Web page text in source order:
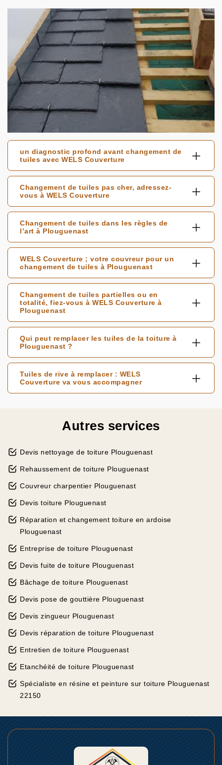
un diagnostic profond avant changement de
tuiles avec WELS Couverture
Changement de tuiles pas cher, adressez-
vous à WELS Couverture
Changement de tuiles dans les règles de
l’art à Plouguenast
WELS Couverture ; votre couvreur pour un
changement de tuiles à Plouguenast
Changement de tuiles partielles ou en
totalité, fiez-vous à WELS Couverture à
Plouguenast
Qui peut remplacer les tuiles de la toiture à
Plouguenast ?
Tuiles de rive à remplacer : WELS
Couverture va vous accompagner
Autres services
Devis nettoyage de toiture Plouguenast
Rehaussement de toiture Plouguenast
Couvreur charpentier Plouguenast
Devis toiture Plouguenast
Réparation et changement toiture en ardoise
Plouguenast
Entreprise de toiture Plouguenast
Devis fuite de toiture Plouguenast
Bâchage de toiture Plouguenast
Devis pose de gouttière Plouguenast
Devis zingueur Plouguenast
Devis réparation de toiture Plouguenast
Entretien de toiture Plouguenast
Etanchéité de toiture Plouguenast
Spécialiste en résine et peinture sur toiture Plouguenast
22150